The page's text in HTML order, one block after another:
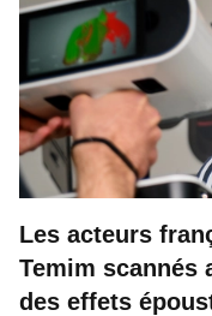
Les acteurs
Temim scannés
des effets